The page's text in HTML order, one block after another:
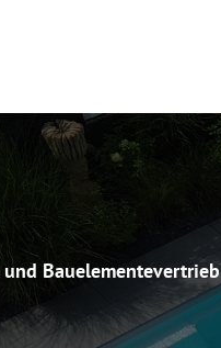
und Bauelementevertrieb